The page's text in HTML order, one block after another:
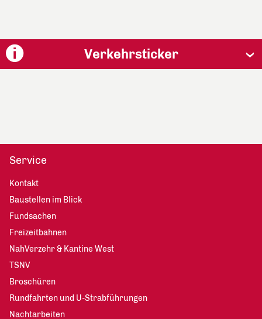
Verkehrsticker
Service
Kontakt
Baustellen im Blick
Fundsachen
Freizeitbahnen
NahVerzehr & Kantine West
TSNV
Broschüren
Rundfahrten und U-Strabführungen
Nachtarbeiten